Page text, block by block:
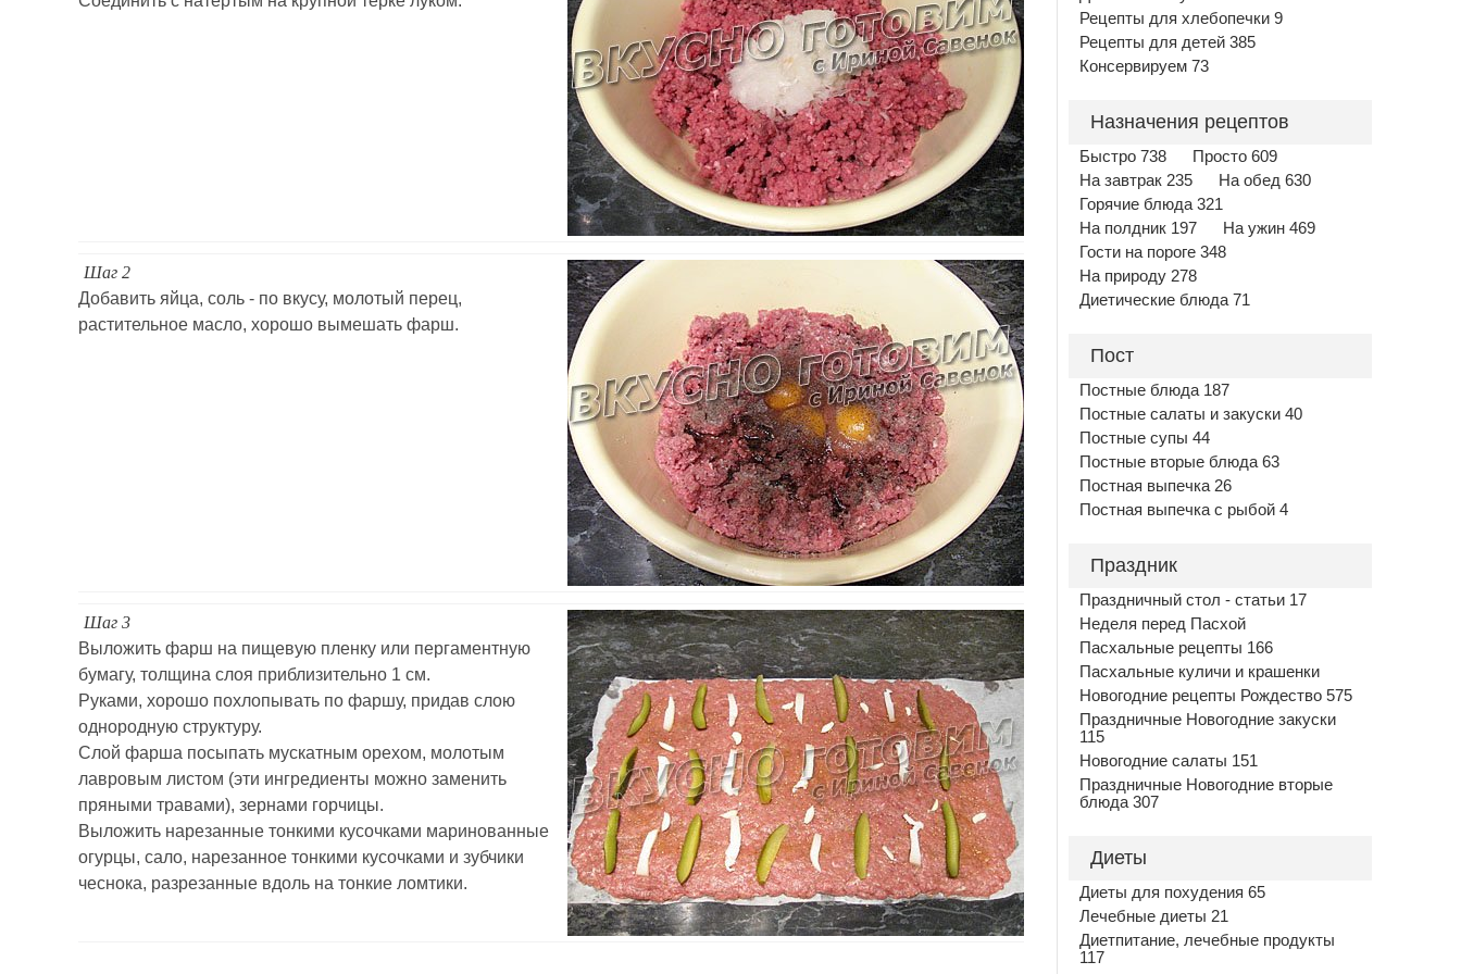
Шаг 2
Добавить яйца, соль - по вкусу, молотый перец,
растительное масло, хорошо вымешать фарш.
Шаг 3
Выложить фарш на пищевую пленку или пергаментную
бумагу, толщина слоя приблизительно 1 см.
Руками, хорошо похлопывать по фаршу, придав слою
однородную структуру.
Слой фарша посыпать мускатным орехом, молотым
лавровым листом (эти ингредиенты можно заменить
пряными травами), зернами горчицы.
Выложить нарезанные тонкими кусочками маринованные
огурцы, сало, нарезанное тонкими кусочками и зубчики
чеснока, разрезанные вдоль на тонкие ломтики.
Рецепты для хлебопечки 9
Рецепты для детей 385
Консервируем 73
Назначения рецептов
Быстро 738
Просто 609
На завтрак 235
На обед 630
Горячие блюда 321
На полдник 197
На ужин 469
Гости на пороге 348
На природу 278
Диетические блюда 71
Пост
Постные блюда 187
Постные салаты и закуски 40
Постные супы 44
Постные вторые блюда 63
Постная выпечка 26
Постная выпечка с рыбой 4
Праздник
Праздничный стол - статьи 17
Неделя перед Пасхой
Пасхальные рецепты 166
Пасхальные куличи и крашенки
Новогодние рецепты Рождество 575
Праздничные Новогодние закуски
115
Новогодние салаты 151
Праздничные Новогодние вторые
блюда 307
Диеты
Диеты для похудения 65
Лечебные диеты 21
Диетпитание, лечебные продукты
117